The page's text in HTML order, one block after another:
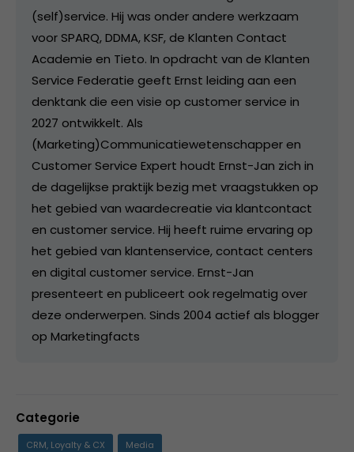
(self)service. Hij was onder andere werkzaam
voor SPARQ, DDMA, KSF, de Klanten Contact
Academie en Tieto. In opdracht van de Klanten
Service Federatie geeft Ernst leiding aan een
denktank die een visie op customer service in
2027 ontwikkelt. Als
(Marketing)Communicatiewetenschapper en
Customer Service Expert houdt Ernst-Jan zich in
de dagelijkse praktijk bezig met vraagstukken op
het gebied van waardecreatie via klantcontact
en customer service. Hij heeft ruime ervaring op
het gebied van klantenservice, contact centers
en digital customer service. Ernst-Jan
presenteert en publiceert ook regelmatig over
deze onderwerpen. Sinds 2004 actief als blogger
op Marketingfacts
Categorie
CRM, Loyalty & CX Media